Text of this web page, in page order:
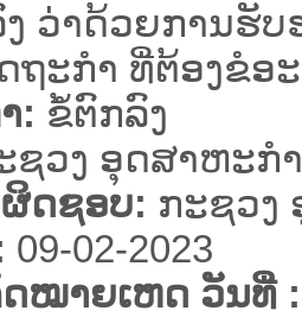
ວ່າດ້ວຍການຮັບ
ຖະກຳ ທີ່ຕ້ອງຂໍອ
: ຂໍ້ຕົກລົງ
ຊວງ ອຸດສາຫະກ
ດຊອບ: ກະຊວງ
09-02-2023
ໝາຍເຫດ ວັນທີ່ :